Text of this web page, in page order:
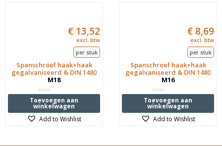
Spanschroef haak+haak
gegalvaniseerd & DIN 1480
M18
Waardering
0
uit
5
€ 13,52
excl. btw
per stuk
Toevoegen aan
winkelwagen
Add to Wishlist
Spanschroef haak+haak
gegalvaniseerd & DIN 1480
M16
Waardering
0
uit
5
€ 8,69
excl. btw
per stuk
Toevoegen aan
winkelwagen
Add to Wishlist